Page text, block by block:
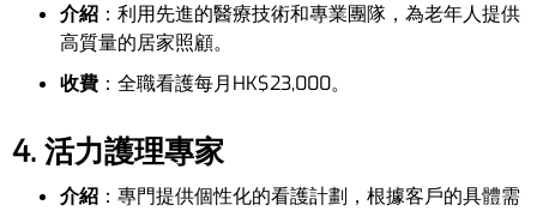
介紹 ：利用先進的醫療技術和專業團隊，為老年人提供
高質量的居家照顧。
收費 ：全職看護每月HK$23,000。
4. 活力護理專家
介紹 ：專門提供個性化的看護計劃，根據客戶的具體需